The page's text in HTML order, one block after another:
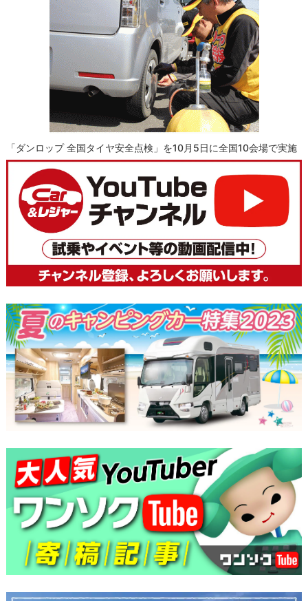
「ダンロップ 全国タイヤ安全点検」を10月5日に全国10会場で実施